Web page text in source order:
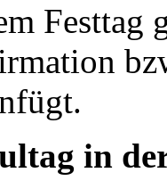
Festtag
in